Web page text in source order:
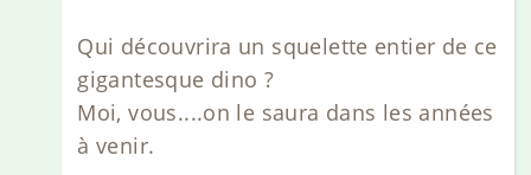
Qui découvrira un squelette entier de ce
gigantesque dino ?
Moi, vous....on le saura dans les années
à venir.